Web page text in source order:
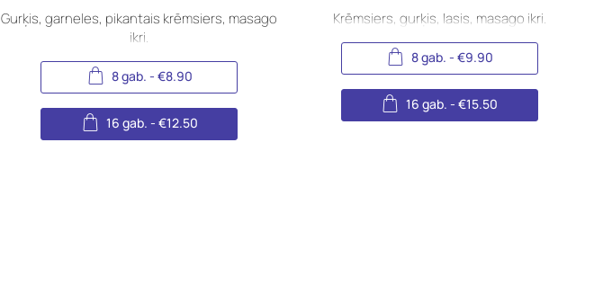
Gurķis, garneles, pikantais krēmsiers, masago
ikri.
8 gab. - €8.90
16 gab. - €12.50
Krēmsiers, gurķis, lasis, masago ikri.
8 gab. - €9.90
16 gab. - €15.50